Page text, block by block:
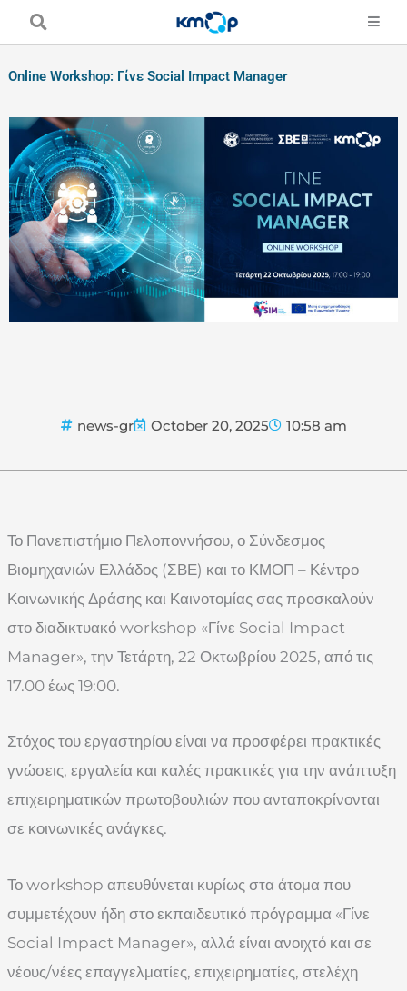
Online Workshop: Γίνε Social Impact Manager
news-gr October 20, 2025 10:58 am
Το Πανεπιστήμιο Πελοποννήσου, ο Σύνδεσμος
Βιομηχανιών Ελλάδος (ΣΒΕ) και το ΚΜΟΠ – Κέντρο
Κοινωνικής Δράσης και Καινοτομίας σας προσκαλούν
στο διαδικτυακό workshop «Γίνε Social Impact
Manager», την Τετάρτη, 22 Οκτωβρίου 2025, από τις
17.00 έως 19:00.
Στόχος του εργαστηρίου είναι να προσφέρει πρακτικές
γνώσεις, εργαλεία και καλές πρακτικές για την ανάπτυξη
επιχειρηματικών πρωτοβουλιών που ανταποκρίνονται
σε κοινωνικές ανάγκες.
Το workshop απευθύνεται κυρίως στα άτομα που
συμμετέχουν ήδη στο εκπαιδευτικό πρόγραμμα «Γίνε
Social Impact Manager», αλλά είναι ανοιχτό και σε
νέους/νέες επαγγελματίες, επιχειρηματίες, στελέχη